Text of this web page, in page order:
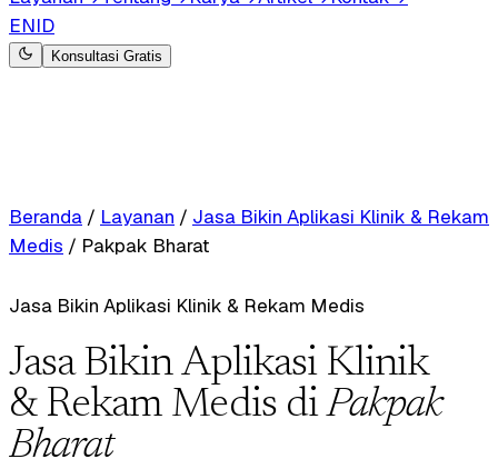
ENID
Konsultasi Gratis
Beranda / Layanan / Jasa Bikin Aplikasi Klinik & Rekam
Medis / Pakpak Bharat
Jasa Bikin Aplikasi Klinik & Rekam Medis
Jasa Bikin Aplikasi Klinik
& Rekam Medis diPakpak
Bharat